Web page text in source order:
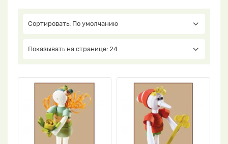
Сортировать: По умолчанию
Показывать на странице: 24